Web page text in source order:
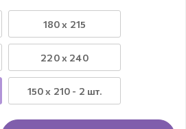
180 x 215
220 x 240
150 х 210 - 2 шт.